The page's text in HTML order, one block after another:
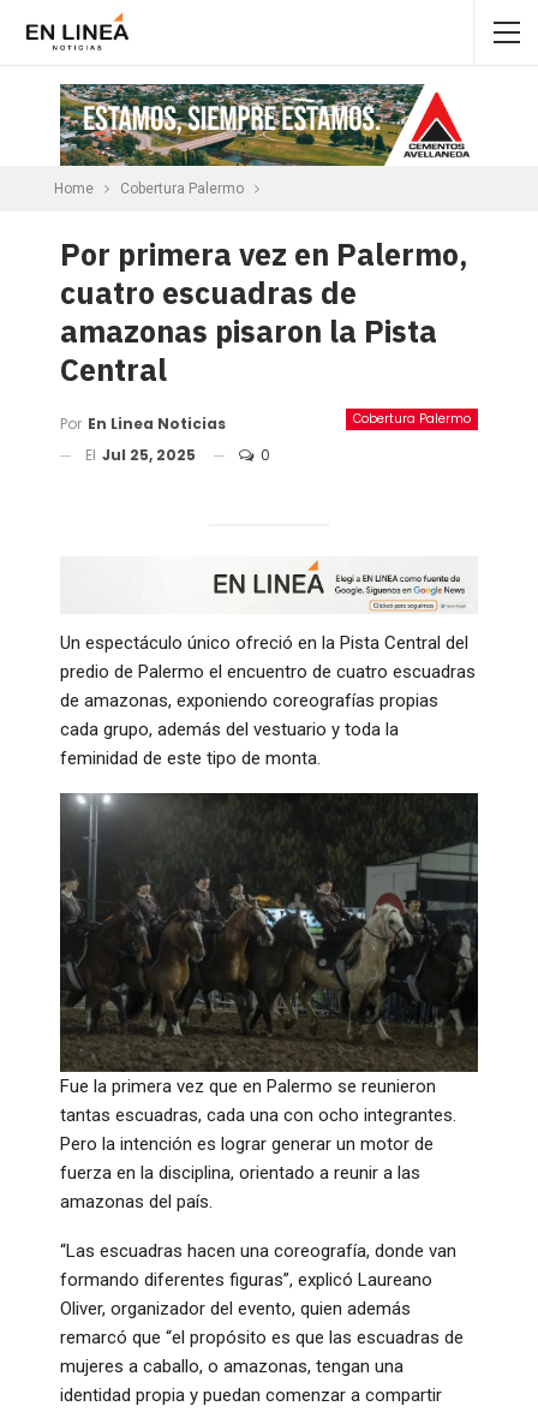
Home Cobertura Palermo
Por primera vez en Palermo,
cuatro escuadras de
amazonas pisaron la Pista
Central
Cobertura Palermo
Por En Linea Noticias
El Jul 25, 2025 0
Un espectáculo único ofreció en la Pista Central del
predio de Palermo el encuentro de cuatro escuadras
de amazonas, exponiendo coreografías propias
cada grupo, además del vestuario y toda la
feminidad de este tipo de monta.
Fue la primera vez que en Palermo se reunieron
tantas escuadras, cada una con ocho integrantes.
Pero la intención es lograr generar un motor de
fuerza en la disciplina, orientado a reunir a las
amazonas del país.
“Las escuadras hacen una coreografía, donde van
formando diferentes figuras”, explicó Laureano
Oliver, organizador del evento, quien además
remarcó que “el propósito es que las escuadras de
mujeres a caballo, o amazonas, tengan una
identidad propia y puedan comenzar a compartir